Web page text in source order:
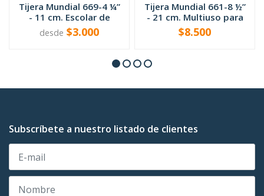
Tijera Mundial 669-4 ¼”
- 11 cm. Escolar de
bol...
VER OPCIONES
desde $3.000
Tijera Mundial 661-8 ½”
- 21 cm. Multiuso para
...
+
$8.500
Subscríbete a nuestro listado de clientes